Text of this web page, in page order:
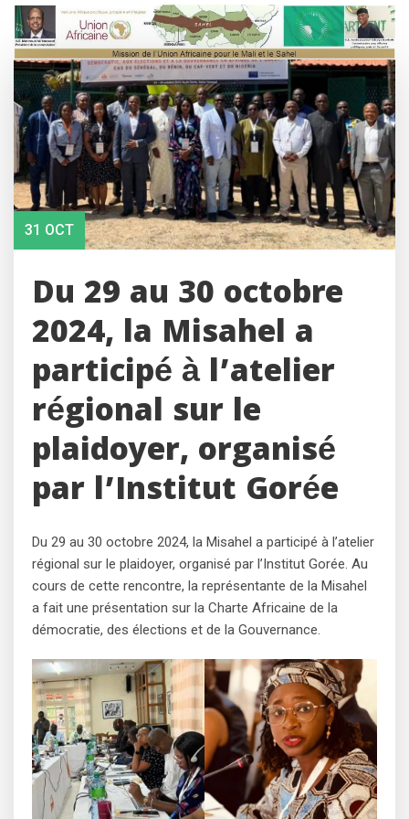
Skip
content
31 OCT
Du 29 au 30 octobre
2024, la Misahel a
participé à l’atelier
régional sur le
plaidoyer, organisé
par l’Institut Gorée
Du 29 au 30 octobre 2024, la Misahel a participé à l’atelier
régional sur le plaidoyer, organisé par l’Institut Gorée. Au
cours de cette rencontre, la représentante de la Misahel
a fait une présentation sur la Charte Africaine de la
démocratie, des élections et de la Gouvernance.